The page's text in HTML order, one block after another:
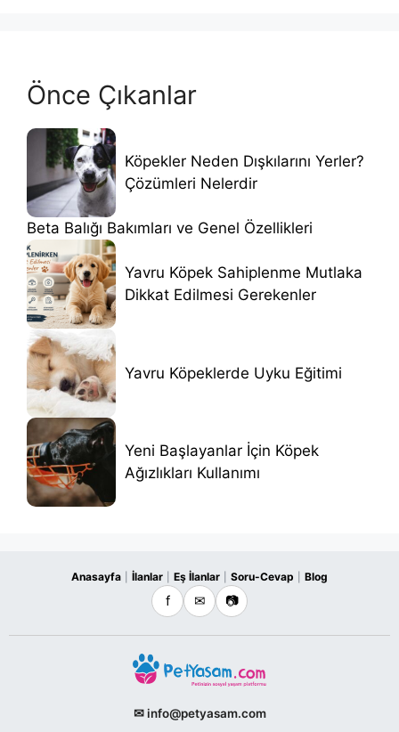
Önce Çıkanlar
Köpekler Neden Dışkılarını Yerler?
Çözümleri Nelerdir
Beta Balığı Bakımları ve Genel Özellikleri
Yavru Köpek Sahiplenme Mutlaka
Dikkat Edilmesi Gerekenler
Yavru Köpeklerde Uyku Eğitimi
Yeni Başlayanlar İçin Köpek
Ağızlıkları Kullanımı
Anasayfa İlanlar Eş İlanlar Soru-Cevap Blog
f ✉ 📷
✉ info@petyasam.com